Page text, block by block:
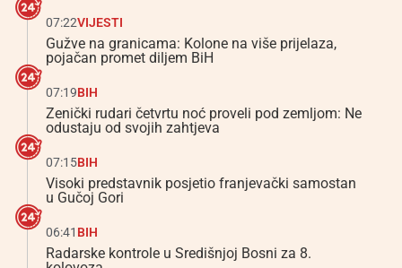
07:22VIJESTI
Gužve na granicama: Kolone na više prijelaza,
pojačan promet diljem BiH
07:19BIH
Zenički rudari četvrtu noć proveli pod zemljom: Ne
odustaju od svojih zahtjeva
07:15BIH
Visoki predstavnik posjetio franjevački samostan
u Gučoj Gori
06:41 BIH
Radarske kontrole u Središnjoj Bosni za 8.